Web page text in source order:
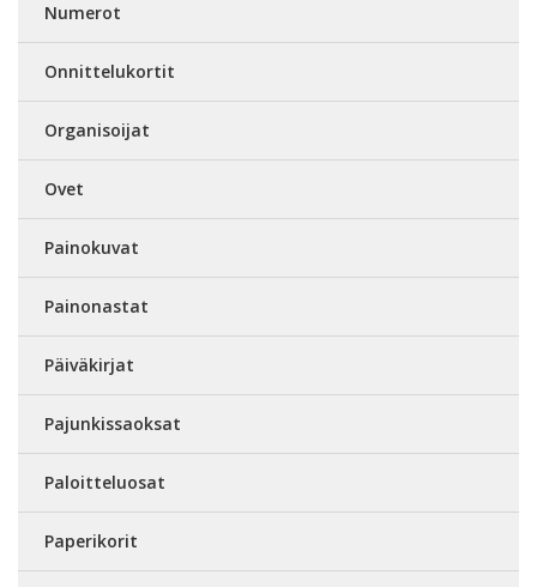
Numerot
Onnittelukortit
Organisoijat
Ovet
Painokuvat
Painonastat
Päiväkirjat
Pajunkissaoksat
Paloitteluosat
Paperikorit